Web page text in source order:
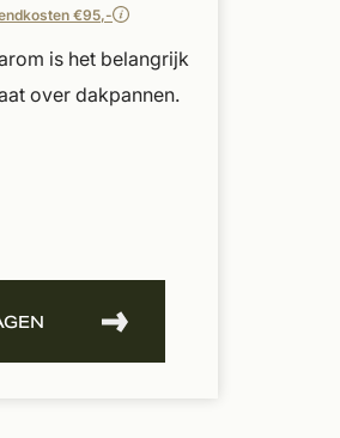
€95,-
is het belangrijk
over dakpannen.